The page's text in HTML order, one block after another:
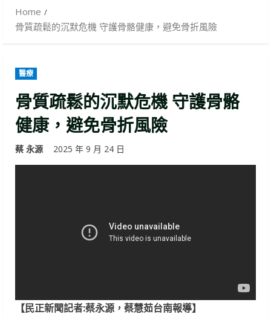
Home
骨質疏鬆的沉默危機 守護骨骼健康，避免骨折風險
醫療
骨質疏鬆的沉默危機 守護骨骼
健康，避免骨折風險
蔡 永源 2025 年 9 月 24 日
【民正新聞記者:蔡永源，蔡慧茹台南報導】